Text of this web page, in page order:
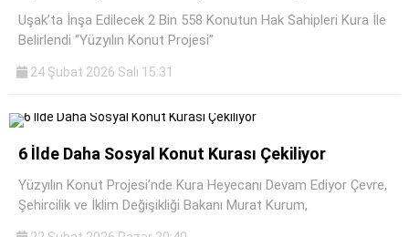
Uşak’ta İnşa Edilecek 2 Bin 558 Konutun Hak Sahipleri Kura İle
Belirlendi “Yüzyılın Konut Projesi”
24 Şubat 2026 Salı 15:31
6 İlde Daha Sosyal Konut Kurası Çekiliyor
Yüzyılın Konut Projesi’nde Kura Heyecanı Devam Ediyor Çevre,
Şehircilik ve İklim Değişikliği Bakanı Murat Kurum,